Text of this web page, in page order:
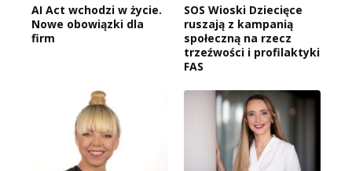
AI Act wchodzi w życie.
Nowe obowiązki dla
firm
SOS Wioski Dziecięce
ruszają z kampanią
społeczną na rzecz
trzeźwości i profilaktyki
FAS